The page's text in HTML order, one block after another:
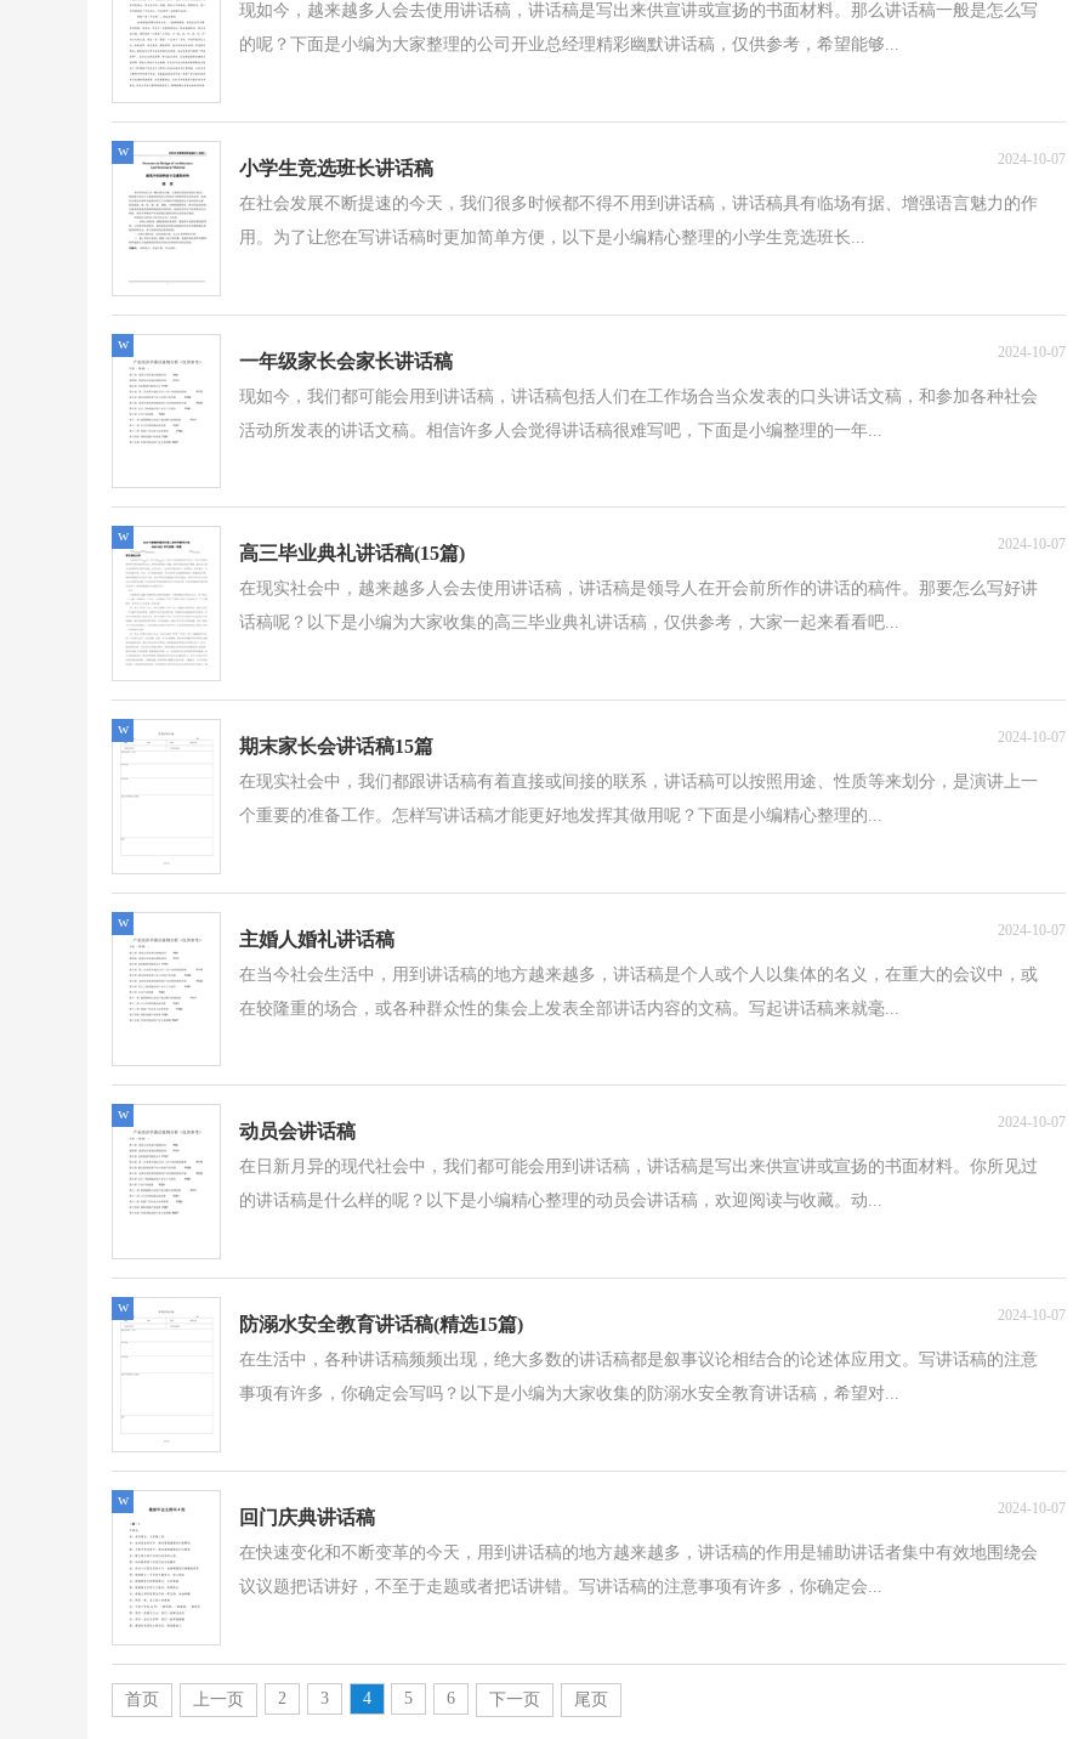
现如今，越来越多人会去使用讲话稿，讲话稿是写出来供宣讲或宣扬的书面材料。那么讲话稿一般是怎么写
的呢？下面是小编为大家整理的公司开业总经理精彩幽默讲话稿，仅供参考，希望能够...
小学生竞选班长讲话稿 2024-10-07
在社会发展不断提速的今天，我们很多时候都不得不用到讲话稿，讲话稿具有临场有据、增强语言魅力的作
用。为了让您在写讲话稿时更加简单方便，以下是小编精心整理的小学生竞选班长...
w
一年级家长会家长讲话稿 2024-10-07
现如今，我们都可能会用到讲话稿，讲话稿包括人们在工作场合当众发表的口头讲话文稿，和参加各种社会
活动所发表的讲话文稿。相信许多人会觉得讲话稿很难写吧，下面是小编整理的一年...
w
高三毕业典礼讲话稿(15篇) 2024-10-07
在现实社会中，越来越多人会去使用讲话稿，讲话稿是领导人在开会前所作的讲话的稿件。那要怎么写好讲
话稿呢？以下是小编为大家收集的高三毕业典礼讲话稿，仅供参考，大家一起来看看吧...
w
期末家长会讲话稿15篇 2024-10-07
在现实社会中，我们都跟讲话稿有着直接或间接的联系，讲话稿可以按照用途、性质等来划分，是演讲上一
个重要的准备工作。怎样写讲话稿才能更好地发挥其做用呢？下面是小编精心整理的...
w
主婚人婚礼讲话稿 2024-10-07
在当今社会生活中，用到讲话稿的地方越来越多，讲话稿是个人或个人以集体的名义，在重大的会议中，或
在较隆重的场合，或各种群众性的集会上发表全部讲话内容的文稿。写起讲话稿来就毫...
w
动员会讲话稿 2024-10-07
在日新月异的现代社会中，我们都可能会用到讲话稿，讲话稿是写出来供宣讲或宣扬的书面材料。你所见过
的讲话稿是什么样的呢？以下是小编精心整理的动员会讲话稿，欢迎阅读与收藏。动...
w
防溺水安全教育讲话稿(精选15篇) 2024-10-07
在生活中，各种讲话稿频频出现，绝大多数的讲话稿都是叙事议论相结合的论述体应用文。写讲话稿的注意
事项有许多，你确定会写吗？以下是小编为大家收集的防溺水安全教育讲话稿，希望对...
w
回门庆典讲话稿 2024-10-07
在快速变化和不断变革的今天，用到讲话稿的地方越来越多，讲话稿的作用是辅助讲话者集中有效地围绕会
议议题把话讲好，不至于走题或者把话讲错。写讲话稿的注意事项有许多，你确定会...
w
首页 上一页 2 3 4 5 6 下一页 尾页